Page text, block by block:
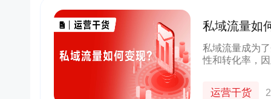
私域流量如
私域流量成为
性和转化率，
运营干货